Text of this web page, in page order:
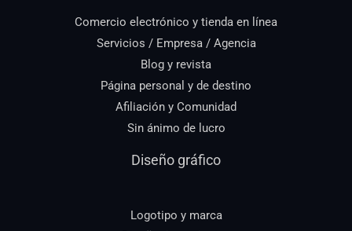
Comercio electrónico y tienda en línea
Servicios / Empresa / Agencia
Blog y revista
Página personal y de destino
Afiliación y Comunidad
Sin ánimo de lucro
Diseño gráfico
Logotipo y marca